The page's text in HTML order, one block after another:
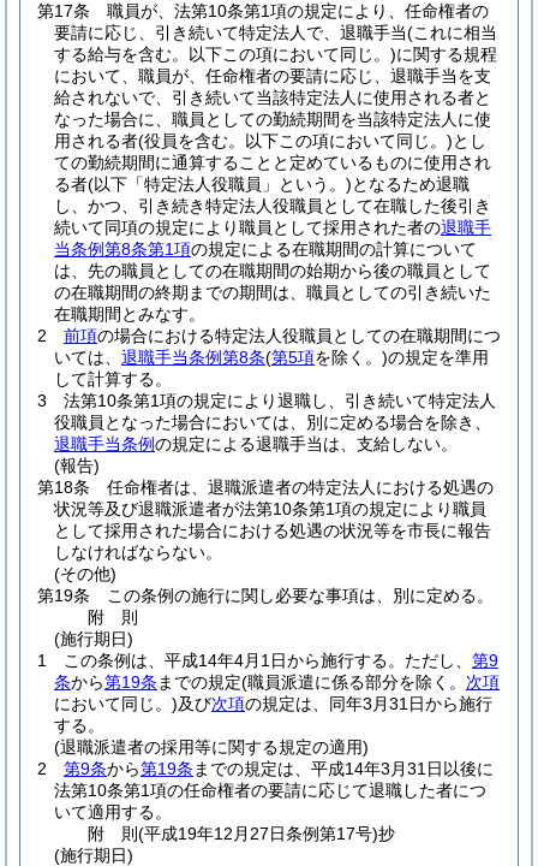
第17条
職員が、法第10条第1項の規定により、任命権者の
要請に応じ、引き続いて特定法人で、退職手当(これに相当
する給与を含む。以下この項において同じ。)に関する規程
において、職員が、任命権者の要請に応じ、退職手当を支
給されないで、引き続いて当該特定法人に使用される者と
なった場合に、職員としての勤続期間を当該特定法人に使
用される者(役員を含む。以下この項において同じ。)とし
ての勤続期間に通算することと定めているものに使用され
る者(以下「特定法人役職員」という。)となるため退職
し、かつ、引き続き特定法人役職員として在職した後引き
続いて同項の規定により職員として採用された者の退職手
当条例第8条第1項の規定による在職期間の計算について
は、先の職員としての在職期間の始期から後の職員として
の在職期間の終期までの期間は、職員としての引き続いた
在職期間とみなす。
2
前項の場合における特定法人役職員としての在職期間につ
いては、 退職手当条例第8条(第5項を除く。)の規定を準用
して計算する。
3
法第10条第1項の規定により退職し、引き続いて特定法人
役職員となった場合においては、別に定める場合を除き、
退職手当条例の規定による退職手当は、支給しない。
(報告)
第18条
任命権者は、退職派遣者の特定法人における処遇の
状況等及び退職派遣者が法第10条第1項の規定により職員
として採用された場合における処遇の状況等を市長に報告
しなければならない。
(その他)
第19条
この条例の施行に関し必要な事項は、別に定める。
附 則
(施行期日)
1
この条例は、平成14年4月1日から施行する。 ただし、 第9
条から第19条 までの規定(職員派遣に係る部分を除く。 次項
において同じ。)及び次項の規定は、同年3月31日から施行
する。
(退職派遣者の採用等に関する規定の適用)
2
第9条から第19条 までの規定は、平成14年3月31日以後に
法第10条第1項の任命権者の要請に応じて退職した者につ
いて適用する。
附 則(平成19年12月27日条例第17号)抄
(施行期日)